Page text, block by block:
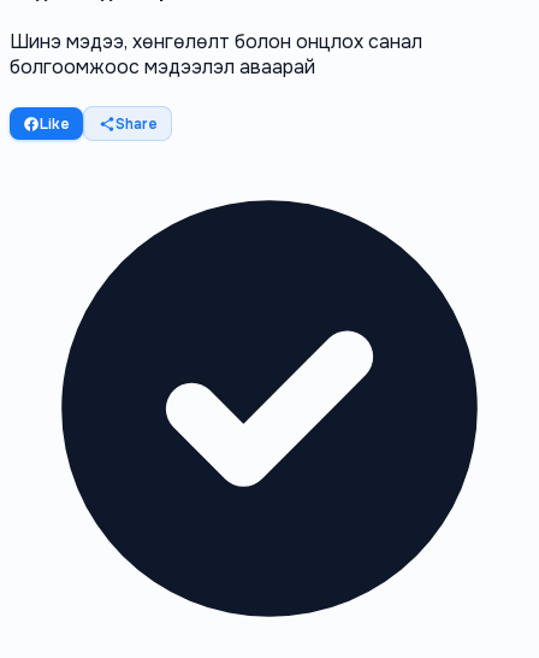
Шинэ мэдээ, хөнгөлөлт болон онцлох санал
болгоомжоос мэдээлэл аваарай
Like Share